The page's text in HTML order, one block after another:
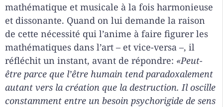
mathématique et musicale à la fois harmonieuse
et dissonante. Quand on lui demande la raison
de cette nécessité qui l’anime à faire figurer les
mathématiques dans l’art – et vice-versa –, il
réfléchit un instant, avant de répondre: «Peut-
être parce que l’être humain tend paradoxalement
autant vers la création que la destruction. Il oscille
constamment entre un besoin psychorigide de sens